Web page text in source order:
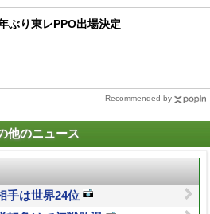
ぶり東レPPO出場決定
Recommended by
他のニュース
手は世界24位